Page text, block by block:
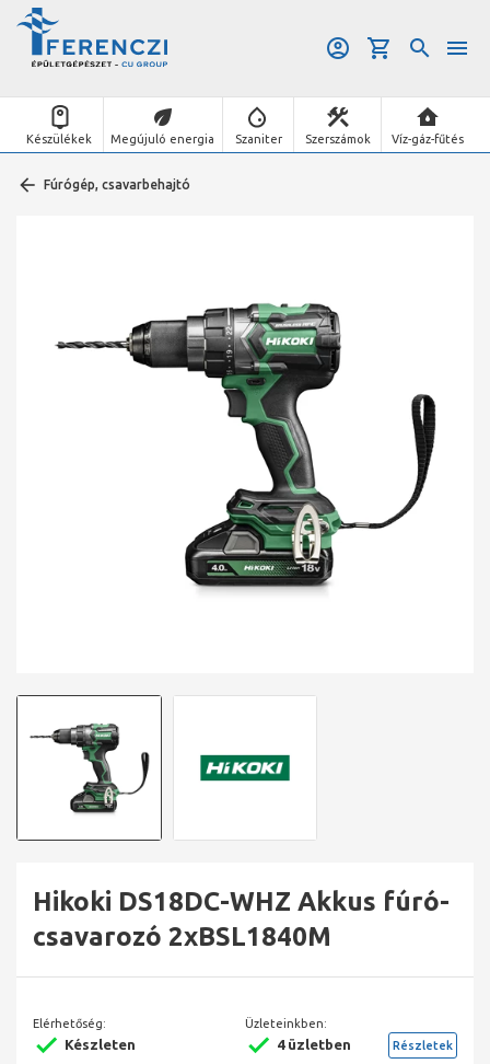
Készülékek Megújuló energia Szaniter Szerszámok Víz-gáz-fűtés
Fúrógép, csavarbehajtó
Hikoki DS18DC-WHZ Akkus fúró-
csavarozó 2xBSL1840M
Elérhetőség:
Készleten
Üzleteinkben:
4 üzletben Részletek